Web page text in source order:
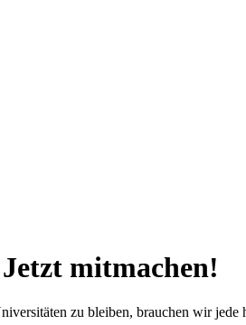
mitmachen!
zu bleiben, brauchen wir